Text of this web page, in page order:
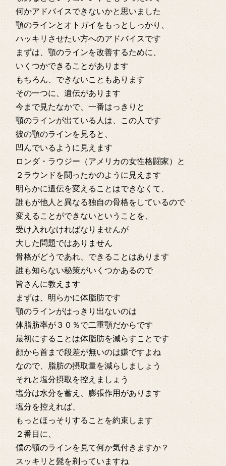
何かアドバイスできないかと思いました
顎のラインとオトガイをもっとしっかり、
ハッキリさせたい方へのアドバイスです
まずは、顎のラインを改善するために、
いくつかできることがあります
もちろん、できないこともあります
その一つに、遺伝があります
今まで見たなかで、一番はっきりと
顎のラインが出ている人は、この人です
彼の顎のラインを見ると、
凹んでいるように見えます
ロンダ・ラウジー（アメリカの女性格闘家）と
２ラウンドを闘ったかのように見えます
明らかに遺伝を変えることはできなくて、
誰もが他人と異なる独自の骨格をしているので
変えることができないということを、
受け入れなければなりませんが
大した問題ではありません
骨格がどうであれ、できることはあります
誰も知らない秘策がいくつかあるので
皆さんに教えます
まずは、明らかに体脂肪です
顎のラインがはっきり出ないのは
体脂肪率が３０％で二重顎だからです
最初にすることは体脂肪を減らすことです
顔から首まで段差が無いのは嫌ですよね
なので、脂肪の摂取量を減らしましょう
それと塩分摂取を控えましょう
塩分は水分を蓄え、膨張作用があります
塩分を控えれば、
もっとほっそりすることを約束します
２番目に、
僕の顎のラインを見て何か気付きますか？
スッキリと髭を剃っていますね